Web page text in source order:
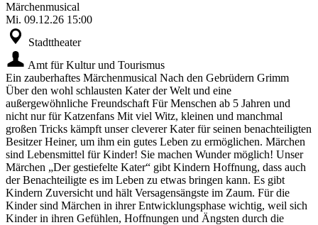
Märchenmusical
Mi. 09.12.26 15:00
Stadttheater
Amt für Kultur und Tourismus
Ein zauberhaftes Märchenmusical Nach den Gebrüdern Grimm
Über den wohl schlausten Kater der Welt und eine
außergewöhnliche Freundschaft Für Menschen ab 5 Jahren und
nicht nur für Katzenfans Mit viel Witz, kleinen und manchmal
großen Tricks kämpft unser cleverer Kater für seinen benachteiligten
Besitzer Heiner, um ihm ein gutes Leben zu ermöglichen. Märchen
sind Lebensmittel für Kinder! Sie machen Wunder möglich! Unser
Märchen „Der gestiefelte Kater“ gibt Kindern Hoffnung, dass auch
der Benachteiligte es im Leben zu etwas bringen kann. Es gibt
Kindern Zuversicht und hält Versagensängste im Zaum. Für die
Kinder sind Märchen in ihrer Entwicklungsphase wichtig, weil sich
Kinder in ihren Gefühlen, Hoffnungen und Ängsten durch die